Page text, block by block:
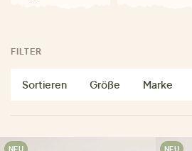
FILTER
Sortieren Größe Marke
NEU NEU